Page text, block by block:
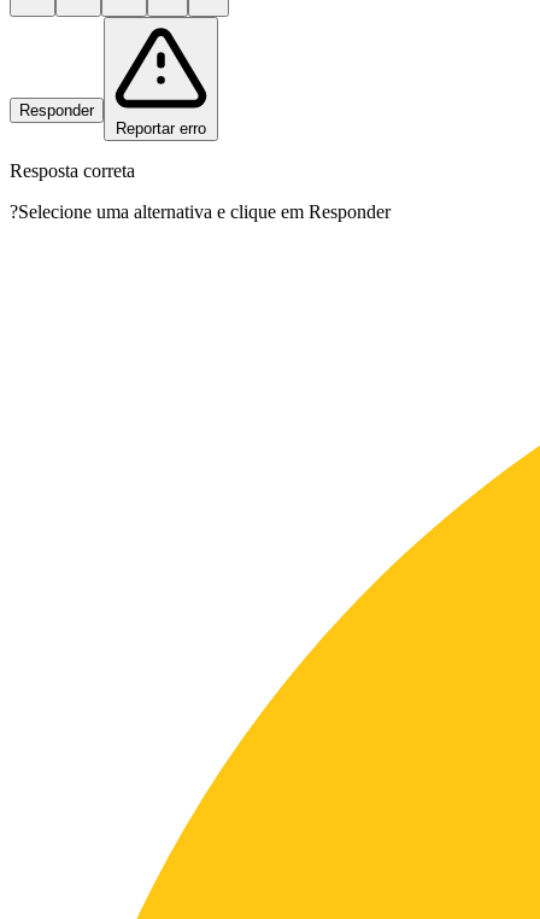
Responder
Reportar erro
Resposta correta
?Selecione uma alternativa e clique em Responder